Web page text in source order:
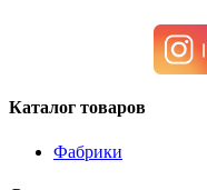
Каталог товаров
Фабрики